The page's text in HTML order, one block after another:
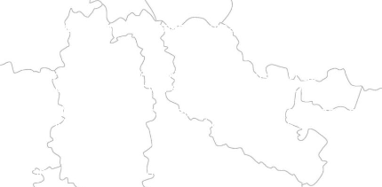
alterna paesaggi costieri e patrimonio storico.
Raggiunge Rouen attraversando le valli della regione del Bray.
di raggiungere le vie del Mont.
bretone e le vie di pellegrinaggio.